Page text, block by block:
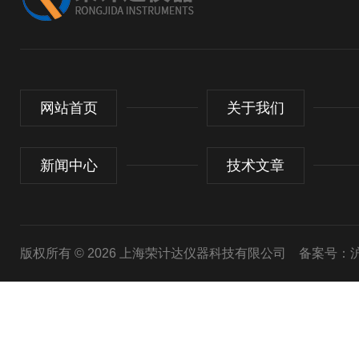
网站首页 关于我们
新闻中心 技术文章
版权所有 © 2026 上海荣计达仪器科技有限公司 备案号：